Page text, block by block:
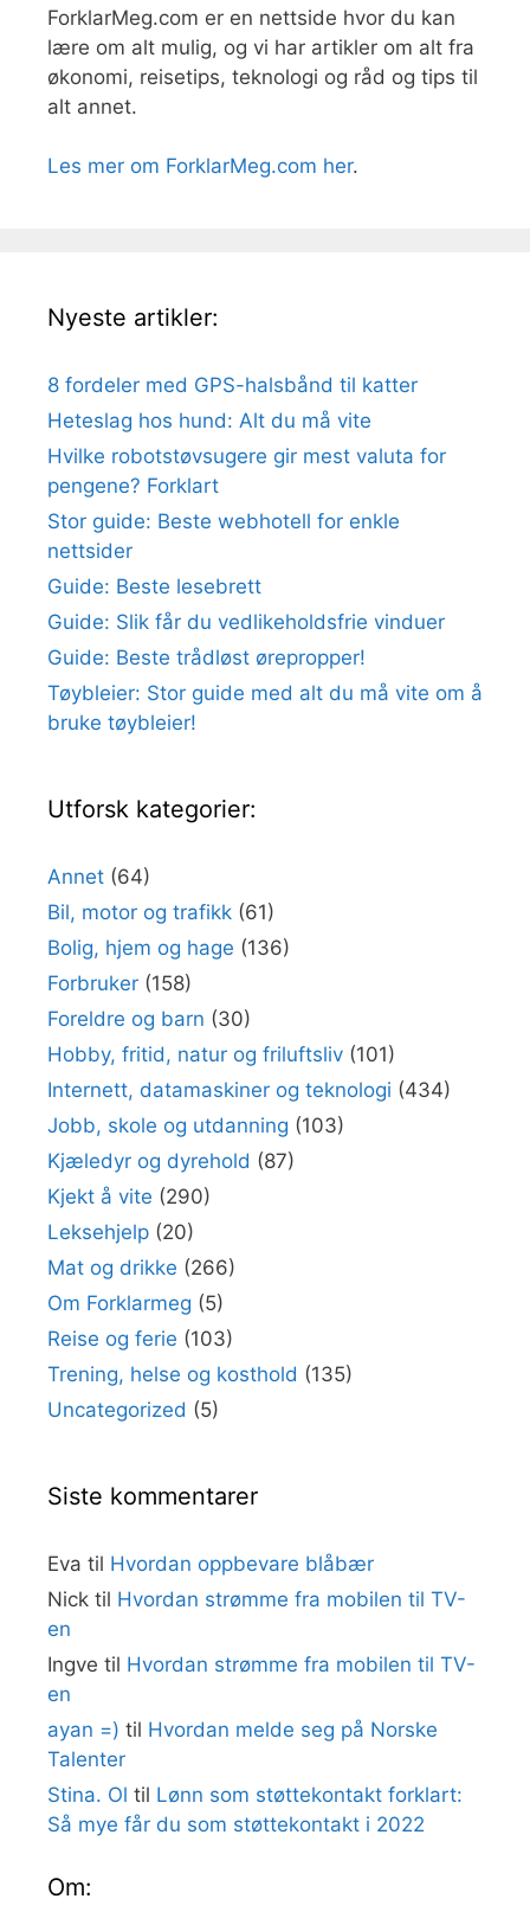
ForklarMeg.com er en nettside hvor du kan
lære om alt mulig, og vi har artikler om alt fra
økonomi, reisetips, teknologi og råd og tips til
alt annet.
Les mer om ForklarMeg.com her.
Nyeste artikler:
8 fordeler med GPS-halsbånd til katter
Heteslag hos hund: Alt du må vite
Hvilke robotstøvsugere gir mest valuta for
pengene? Forklart
Stor guide: Beste webhotell for enkle
nettsider
Guide: Beste lesebrett
Guide: Slik får du vedlikeholdsfrie vinduer
Guide: Beste trådløst ørepropper!
Tøybleier: Stor guide med alt du må vite om å
bruke tøybleier!
Utforsk kategorier:
Annet (64)
Bil, motor og trafikk (61)
Bolig, hjem og hage (136)
Forbruker (158)
Foreldre og barn (30)
Hobby, fritid, natur og friluftsliv (101)
Internett, datamaskiner og teknologi (434)
Jobb, skole og utdanning (103)
Kjæledyr og dyrehold (87)
Kjekt å vite (290)
Leksehjelp (20)
Mat og drikke (266)
Om Forklarmeg (5)
Reise og ferie (103)
Trening, helse og kosthold (135)
Uncategorized (5)
Siste kommentarer
Eva til Hvordan oppbevare blåbær
Nick til Hvordan strømme fra mobilen til TV-
en
Ingve til Hvordan strømme fra mobilen til TV-
en
ayan =) til Hvordan melde seg på Norske
Talenter
Stina. Ol til Lønn som støttekontakt forklart:
Så mye får du som støttekontakt i 2022
Om: